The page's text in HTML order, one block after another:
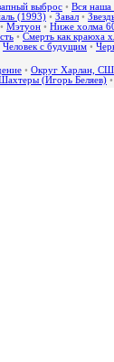
выброс • Вся наша
(1993) • Завал •
• Мэтуон • Ниже холма
• Смерть как краюха
Человек с будущим •
• Округ Харлан,
(Игорь Беляев) •